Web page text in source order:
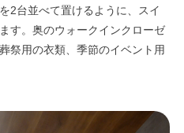
2台並べて置けるように、スイ
す。奥のウォークインクローゼ
祭用の衣類、季節のイベント用